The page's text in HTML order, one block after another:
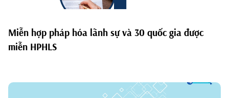
Miễn hợp pháp hóa lãnh sự và 30 quốc gia được
miễn HPHLS